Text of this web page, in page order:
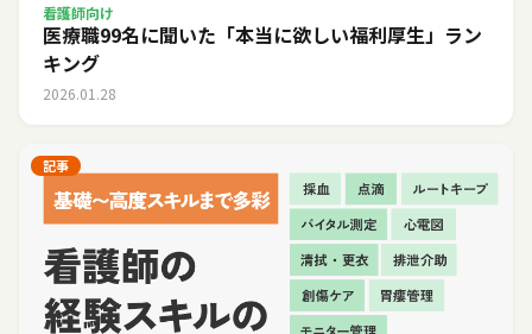
看護師向け
医療職99名に聞いた「本当に欲しい福利厚生」ラン
キング
2026.01.28
記事